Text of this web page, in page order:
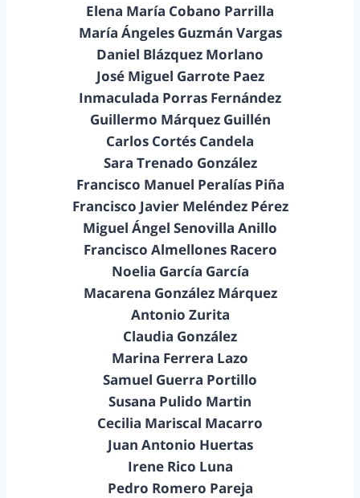
Elena María Cobano Parrilla
María Ángeles Guzmán Vargas
Daniel Blázquez Morlano
José Miguel Garrote Paez
Inmaculada Porras Fernández
Guillermo Márquez Guillén
Carlos Cortés Candela
Sara Trenado González
Francisco Manuel Peralías Piña
Francisco Javier Meléndez Pérez
Miguel Ángel Senovilla Anillo
Francisco Almellones Racero
Noelia García García
Macarena González Márquez
Antonio Zurita
Claudia González
Marina Ferrera Lazo
Samuel Guerra Portillo
Susana Pulido Martin
Cecilia Mariscal Macarro
Juan Antonio Huertas
Irene Rico Luna
Pedro Romero Pareja